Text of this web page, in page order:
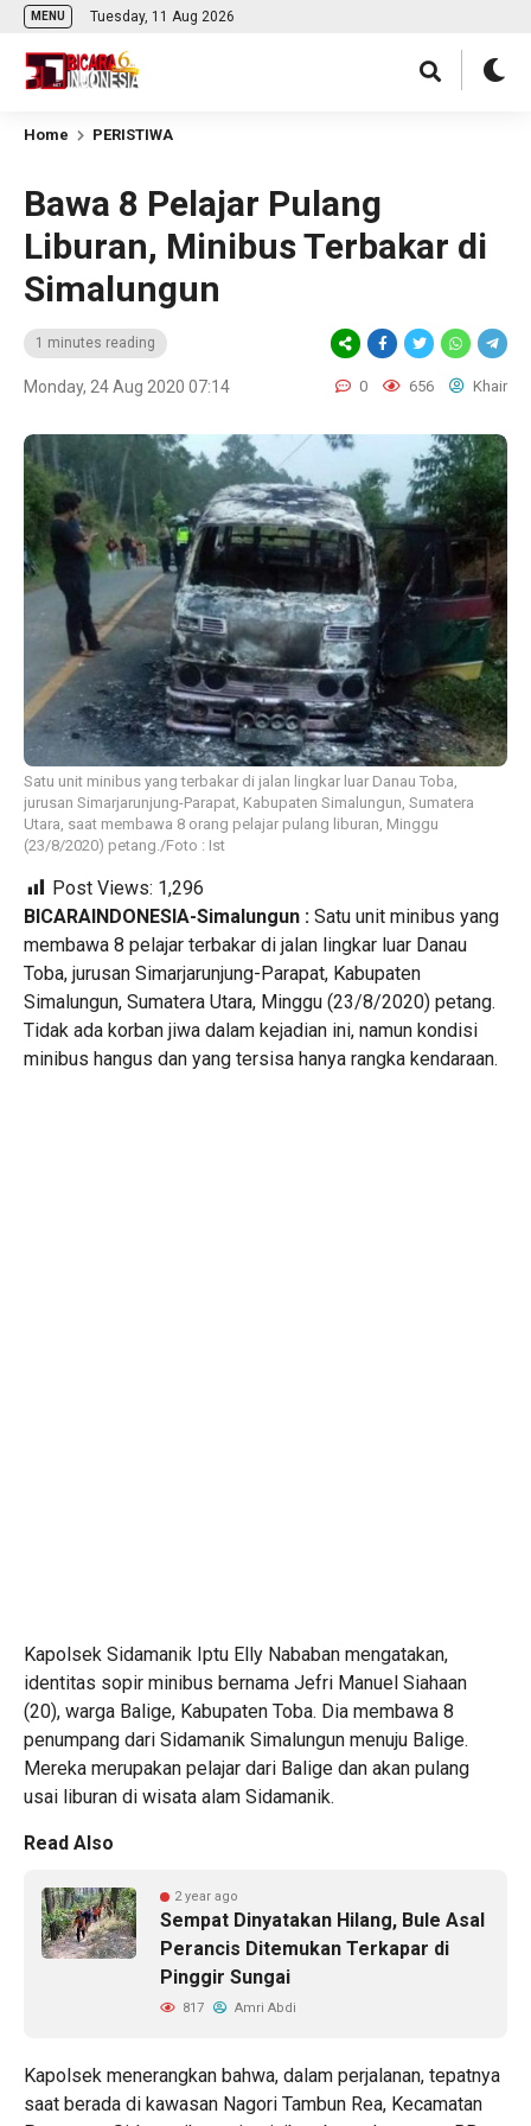
MENU Tuesday, 11 Aug 2026
Home PERISTIWA
Bawa 8 Pelajar Pulang
Liburan, Minibus Terbakar di
Simalungun
1 minutes reading
Monday, 24 Aug 2020 07:14 0 656 Khair
Satu unit minibus yang terbakar di jalan lingkar luar Danau Toba,
jurusan Simarjarunjung-Parapat, Kabupaten Simalungun, Sumatera
Utara, saat membawa 8 orang pelajar pulang liburan, Minggu
(23/8/2020) petang./Foto : Ist
Post Views: 1,296
BICARAINDONESIA-Simalungun : Satu unit minibus yang
membawa 8 pelajar terbakar di jalan lingkar luar Danau
Toba, jurusan Simarjarunjung-Parapat, Kabupaten
Simalungun, Sumatera Utara, Minggu (23/8/2020) petang.
Tidak ada korban jiwa dalam kejadian ini, namun kondisi
minibus hangus dan yang tersisa hanya rangka kendaraan.
Kapolsek Sidamanik Iptu Elly Nababan mengatakan,
identitas sopir minibus bernama Jefri Manuel Siahaan
(20), warga Balige, Kabupaten Toba. Dia membawa 8
penumpang dari Sidamanik Simalungun menuju Balige.
Mereka merupakan pelajar dari Balige dan akan pulang
usai liburan di wisata alam Sidamanik.
Read Also
2 year ago
Sempat Dinyatakan Hilang, Bule Asal
Perancis Ditemukan Terkapar di
Pinggir Sungai
817 Amri Abdi
Kapolsek menerangkan bahwa, dalam perjalanan, tepatnya
saat berada di kawasan Nagori Tambun Rea, Kecamatan